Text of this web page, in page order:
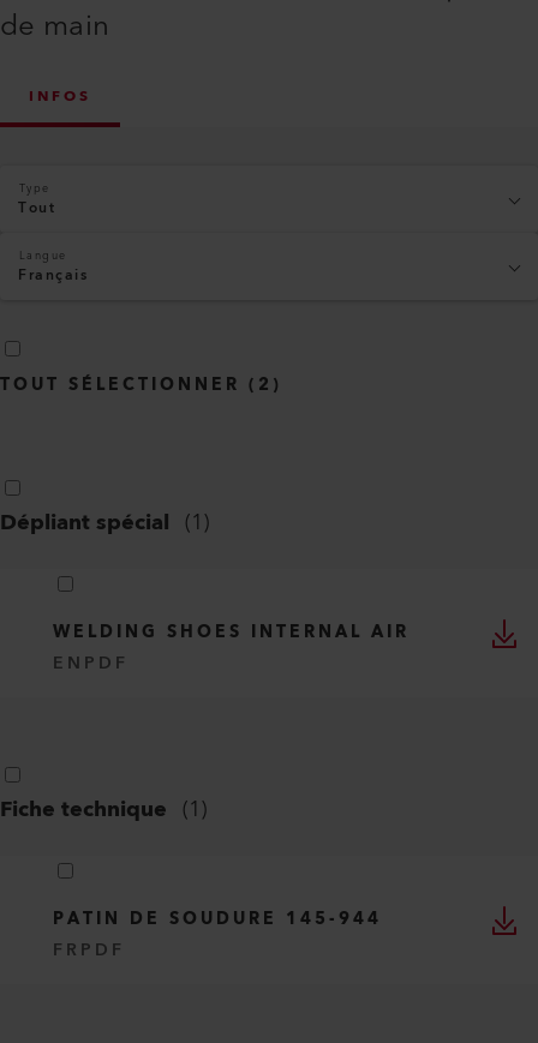
de main
INFOS
Type
Tout
Langue
Français
TOUT SÉLECTIONNER ( 2 )
Dépliant spécial (1)
WELDING SHOES INTERNAL AIR
EN PDF
Fiche technique (1)
PATIN DE SOUDURE 145-944
FR PDF